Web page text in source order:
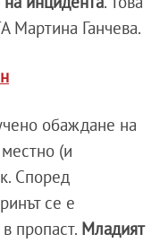
Мартина Ганчева.
обаждане на
(и
Според
се е
пропаст. Младият